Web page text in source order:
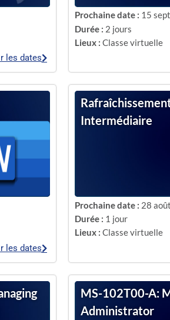
les dates
Prochaine date : 15
Durée : 2 jours
Lieux : Classe virtuelle
les dates
Intermédiaire
Prochaine date : 28
Durée : 1 jour
Lieux : Classe virtuelle
MS-102T00-A:
Administrator